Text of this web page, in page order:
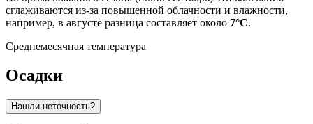
сглаживаются из-за повышенной облачности и влажности,
например, в августе разница составляет около 7°C.
Среднемесячная температура
Осадки
Нашли неточность?